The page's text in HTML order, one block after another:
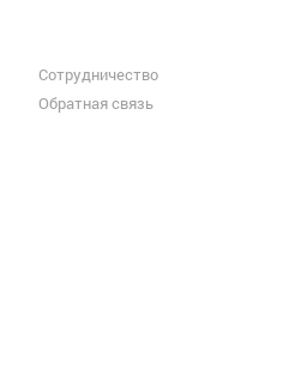
Сотрудничество
Обратная связь